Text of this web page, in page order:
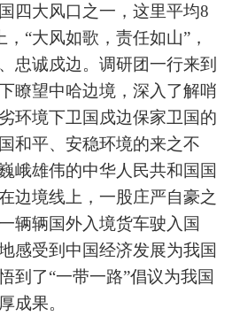
四大风口之一，这里平均8
“大风如歌，责任如山”，
忠诚戍边。调研团一行来到
瞭望中哈边境，深入了解哨
环境下卫国戍边保家卫国的
和平、安稳环境的来之不
峨雄伟的中华人民共和国国
边境线上，一股庄严自豪之
辆辆国外入境货车驶入国
感受到中国经济发展为我国
到了“一带一路”倡议为我国
成果。